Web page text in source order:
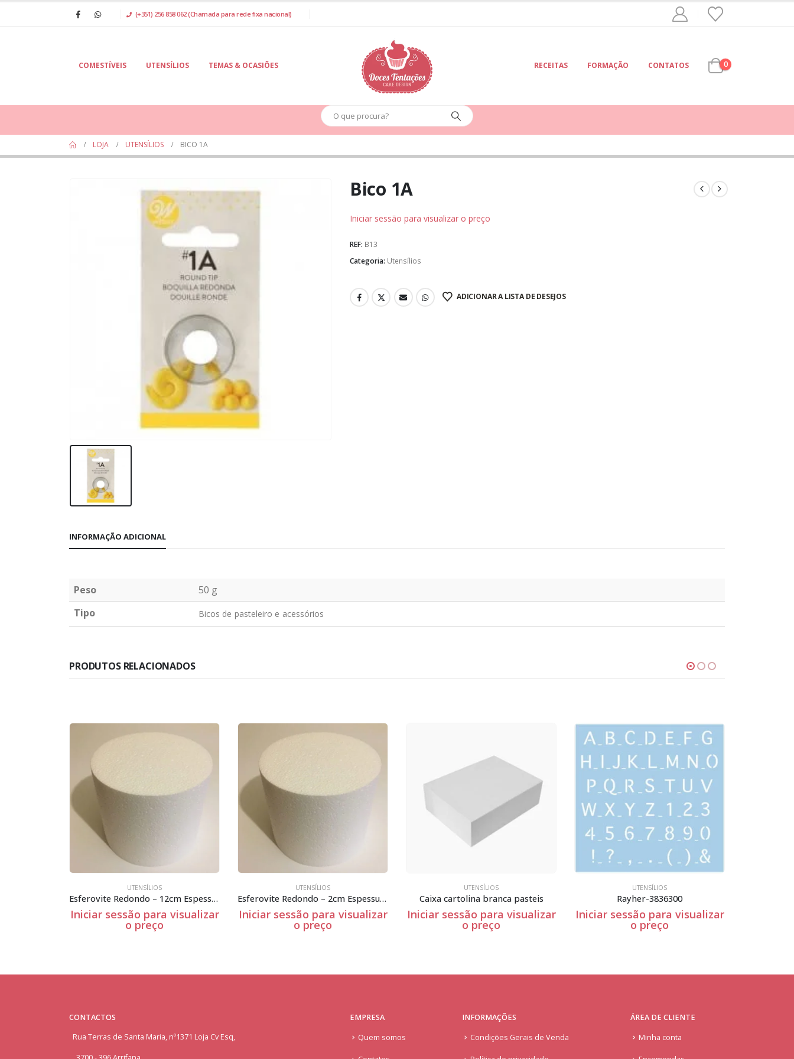
(+351) 256 858 062 (Chamada para rede fixa nacional)
COMESTÍVEIS UTENSÍLIOS TEMAS & OCASIÕES RECEITAS FORMAÇÃO CONTATOS 0
LOJA UTENSÍLIOS BICO 1A
Bico 1A
Iniciar sessão para visualizar o preço
REF: B13
Categoria: Utensílios
ADICIONAR A LISTA DE DESEJOS
INFORMAÇÃO ADICIONAL
Peso
50 g
Tipo
Bicos de pasteleiro e acessórios
PRODUTOS RELACIONADOS
UTENSÍLIOS
Esferovite Redondo – 12cm Espessura
Iniciar sessão para visualizar
o preço
UTENSÍLIOS
Esferovite Redondo – 2cm Espessura
Iniciar sessão para visualizar
o preço
UTENSÍLIOS
Caixa cartolina branca pasteis
Iniciar sessão para visualizar
o preço
UTENSÍLIOS
Rayher-3836300
Iniciar sessão para visualizar
o preço
CONTACTOS
Rua Terras de Santa Maria, nº1371 Loja Cv Esq,
EMPRESA
Quem somos
INFORMAÇÕES
Condições Gerais de Venda
ÁREA DE CLIENTE
Minha conta